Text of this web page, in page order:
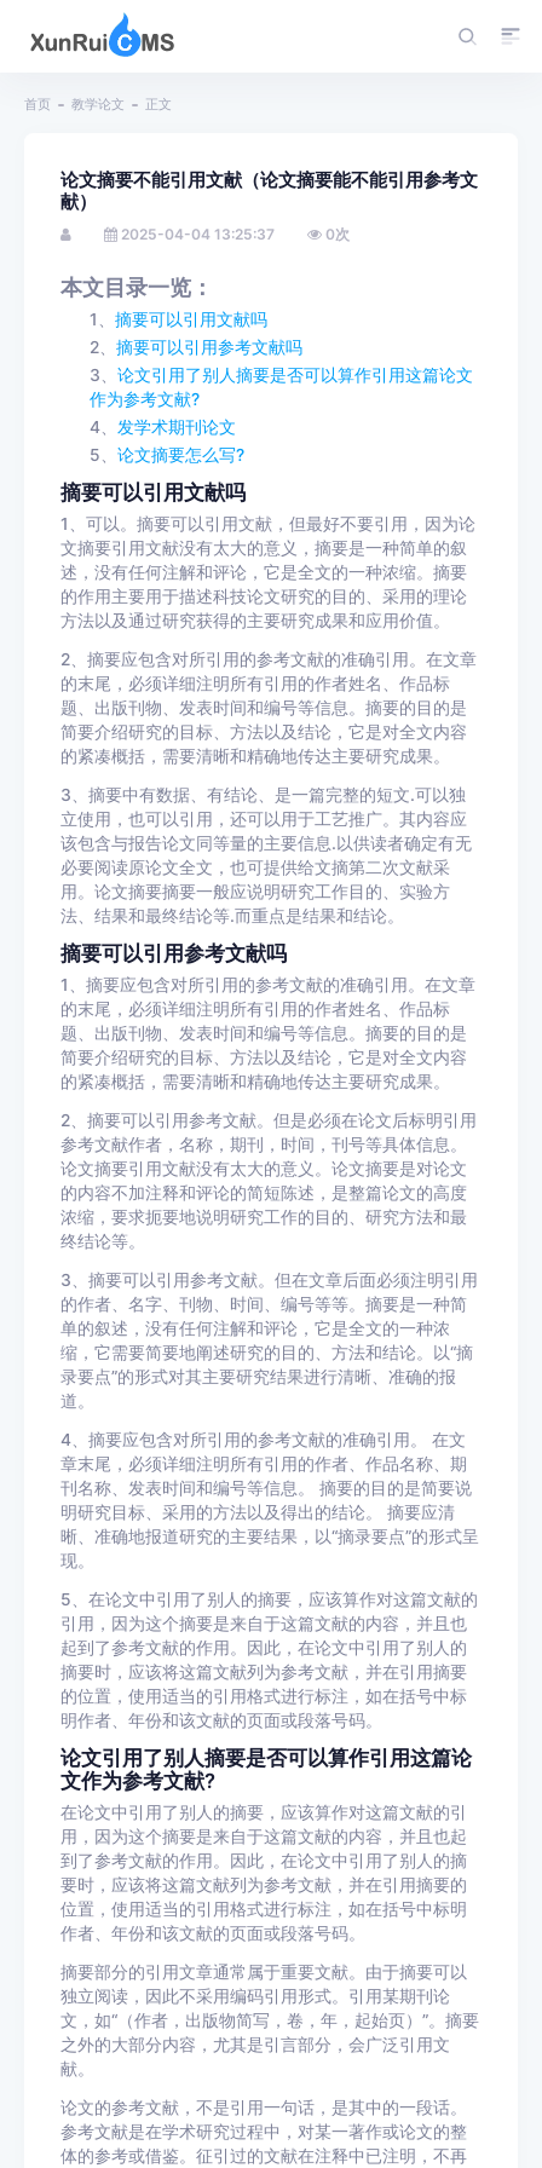
首页 教学论文 正文
论文摘要不能引用文献（论文摘要能不能引用参考文
献）
2025-04-04 13:25:37 0次
本文目录一览：
1、 摘要可以引用文献吗
2、 摘要可以引用参考文献吗
3、 论文引用了别人摘要是否可以算作引用这篇论文
作为参考文献?
4、 发学术期刊论文
5、 论文摘要怎么写?
摘要可以引用文献吗
1、可以。摘要可以引用文献，但最好不要引用，因为论
文摘要引用文献没有太大的意义，摘要是一种简单的叙
述，没有任何注解和评论，它是全文的一种浓缩。摘要
的作用主要用于描述科技论文研究的目的、采用的理论
方法以及通过研究获得的主要研究成果和应用价值。
2、摘要应包含对所引用的参考文献的准确引用。在文章
的末尾，必须详细注明所有引用的作者姓名、作品标
题、出版刊物、发表时间和编号等信息。摘要的目的是
简要介绍研究的目标、方法以及结论，它是对全文内容
的紧凑概括，需要清晰和精确地传达主要研究成果。
3、摘要中有数据、有结论、是一篇完整的短文.可以独
立使用，也可以引用，还可以用于工艺推广。其内容应
该包含与报告论文同等量的主要信息.以供读者确定有无
必要阅读原论文全文，也可提供给文摘第二次文献采
用。论文摘要摘要一般应说明研究工作目的、实验方
法、结果和最终结论等.而重点是结果和结论。
摘要可以引用参考文献吗
1、摘要应包含对所引用的参考文献的准确引用。在文章
的末尾，必须详细注明所有引用的作者姓名、作品标
题、出版刊物、发表时间和编号等信息。摘要的目的是
简要介绍研究的目标、方法以及结论，它是对全文内容
的紧凑概括，需要清晰和精确地传达主要研究成果。
2、摘要可以引用参考文献。但是必须在论文后标明引用
参考文献作者，名称，期刊，时间，刊号等具体信息。
论文摘要引用文献没有太大的意义。论文摘要是对论文
的内容不加注释和评论的简短陈述，是整篇论文的高度
浓缩，要求扼要地说明研究工作的目的、研究方法和最
终结论等。
3、摘要可以引用参考文献。但在文章后面必须注明引用
的作者、名字、刊物、时间、编号等等。摘要是一种简
单的叙述，没有任何注解和评论，它是全文的一种浓
缩，它需要简要地阐述研究的目的、方法和结论。以“摘
录要点”的形式对其主要研究结果进行清晰、准确的报
道。
4、摘要应包含对所引用的参考文献的准确引用。 在文
章末尾，必须详细注明所有引用的作者、作品名称、期
刊名称、发表时间和编号等信息。 摘要的目的是简要说
明研究目标、采用的方法以及得出的结论。 摘要应清
晰、准确地报道研究的主要结果，以“摘录要点”的形式呈
现。
5、在论文中引用了别人的摘要，应该算作对这篇文献的
引用，因为这个摘要是来自于这篇文献的内容，并且也
起到了参考文献的作用。因此，在论文中引用了别人的
摘要时，应该将这篇文献列为参考文献，并在引用摘要
的位置，使用适当的引用格式进行标注，如在括号中标
明作者、年份和该文献的页面或段落号码。
论文引用了别人摘要是否可以算作引用这篇论
文作为参考文献?
在论文中引用了别人的摘要，应该算作对这篇文献的引
用，因为这个摘要是来自于这篇文献的内容，并且也起
到了参考文献的作用。因此，在论文中引用了别人的摘
要时，应该将这篇文献列为参考文献，并在引用摘要的
位置，使用适当的引用格式进行标注，如在括号中标明
作者、年份和该文献的页面或段落号码。
摘要部分的引用文章通常属于重要文献。由于摘要可以
独立阅读，因此不采用编码引用形式。引用某期刊论
文，如“（作者，出版物简写，卷，年，起始页）”。摘要
之外的大部分内容，尤其是引言部分，会广泛引用文
献。
论文的参考文献，不是引用一句话，是其中的一段话。
参考文献是在学术研究过程中，对某一著作或论文的整
体的参考或借鉴。征引过的文献在注释中已注明，不再